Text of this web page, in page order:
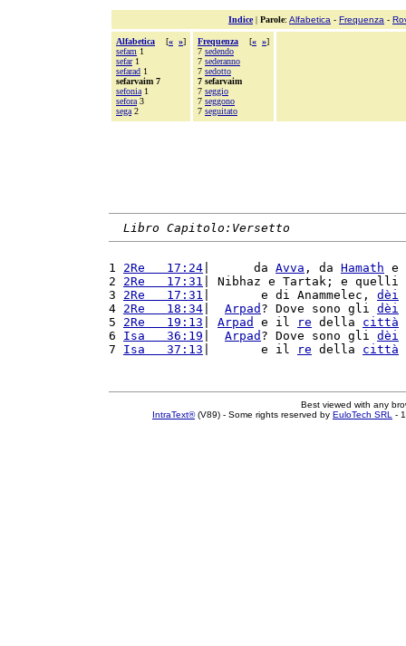
Indice| Parole: Alfabetica - Frequenza -
Alfabetica [« »]
sefam 1
sefar1
sefarad 1
sefarvaim 7
sefonia 1
sefora 3
sega 2
Frequenza [« »]
7 sedendo
7 sederanno
7 sedotto
7 sefarvaim
7 seggio
7 seggono
7 seguitato
Libro Capitolo:Versetto
1 2Re   17:24 |      da Avva , da Hamath e
2 2Re   17:31 | Nibhaz e Tartak; e
3 2Re   17:31 |       e di Anammelec, dèi
4 2Re   18:34 Arpad ? Dove sono gli dèi
5 2Re   19:13 Arpad e il re della città
6 Isa   36:19 Arpad ? Dove sono gli dèi
7 Isa   37:13 |       e il re della città
Best viewed with any
IntraText®(V89) - Some rights reserved by EuloTech SRL -